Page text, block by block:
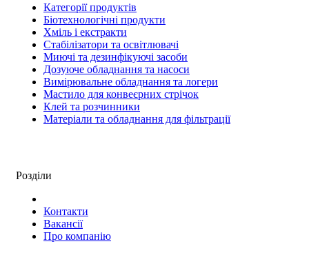
Категорії продуктів
Біотехнологічні продукти
Хміль і екстракти
Стабілізатори та освітлювачі
Миючі та дезинфікуючі засоби
Дозуюче обладнання та насоси
Вимірювальне обладнання та логери
Мастило для конвеєрних стрічок
Клей та розчинники
Матеріали та обладнання для фільтрації
Розділи
Контакти
Вакансії
Про компанію